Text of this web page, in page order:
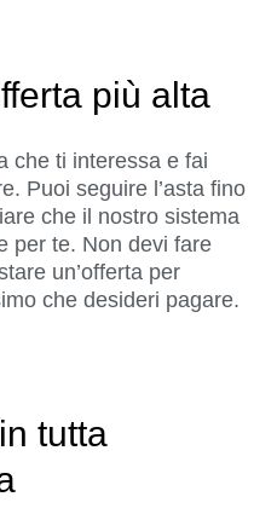
più alta
che ti interessa e fai
Puoi seguire l’asta fino
che il nostro sistema
per te. Non devi fare
un’offerta per
che desideri pagare.
tutta